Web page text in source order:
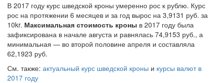
В 2017 году курс шведской кроны умеренно рос к рублю. Курс
рос на протяжении 6 месяцев и за год вырос на 3,9131 руб. за
10kr. Максимальная стоимость кроны в 2017 году была
зафиксирована в начале августа и равнялась 74,9153 руб., а
минимальная — во второй половине апреля и составляла
62,1923 руб.
См. также: актуальный курс шведской кроны и курсы валют в
2017 году